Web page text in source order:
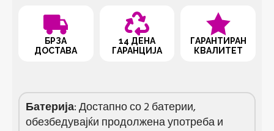
БРЗА
ДОСТАВА
14 ДЕНА
ГАРАНЦИЈА
ГАРАНТИРАН
КВАЛИТЕТ
Батерија: Достапно со 2 батерии,
обезбедувајќи продолжена употреба и